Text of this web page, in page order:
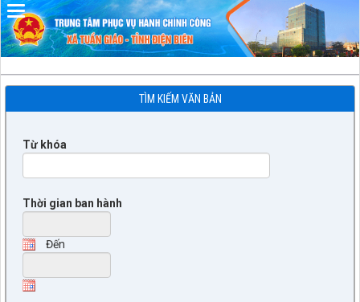
TÌM KIẾM VĂN BẢN
Từ khóa
Thời gian ban hành
Đến